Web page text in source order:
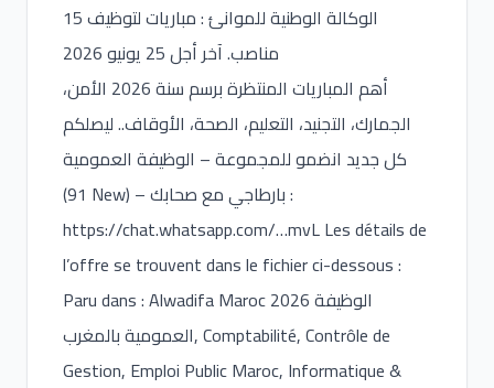
الوكالة الوطنية للموانئ : مباريات لتوظيف 15
مناصب. آخر أجل 25 يونيو 2026
أهم المباريات المنتظرة برسم سنة 2026 الأمن،
الجمارك، التجنيد، التعليم، الصحة، الأوقاف.. ليصلكم
كل جديد انضمو للمجموعة – الوظيفة العمومية
(91 New) – بارطاجي مع صحابك :
https://chat.whatsapp.com/…mvL Les détails de
l’offre se trouvent dans le fichier ci-dessous :
Paru dans : Alwadifa Maroc 2026 الوظيفة
العمومية بالمغرب, Comptabilité, Contrôle de
Gestion, Emploi Public Maroc, Informatique &